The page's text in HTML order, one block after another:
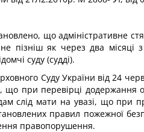
що адміністративне
пізніш як через два місяці
суду (судді).
Суду України від 24
при перевірці додержання
слід мати на увазі, що
правил пожежної
правопорушення.